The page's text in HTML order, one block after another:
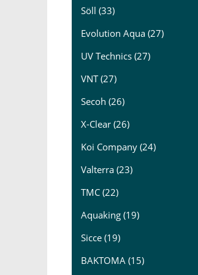
Söll (33)
Evolution Aqua (27)
UV Technics (27)
VNT (27)
Secoh (26)
X-Clear (26)
Koi Company (24)
Valterra (23)
TMC (22)
Aquaking (19)
Sicce (19)
BAKTOMA (15)